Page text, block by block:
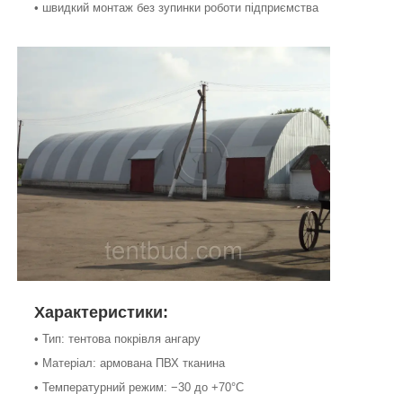
• швидкий монтаж без зупинки роботи підприємства
Характеристики:
• Тип: тентова покрівля ангару
• Матеріал: армована ПВХ тканина
• Температурний режим: −30 до +70°C